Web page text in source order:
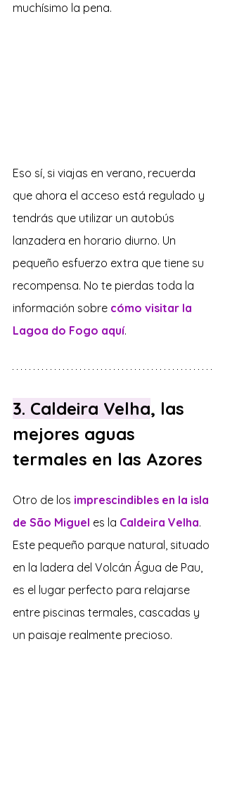
muchísimo la pena.
Eso sí, si viajas en verano, recuerda
que ahora el acceso está regulado y
tendrás que utilizar un autobús
lanzadera en horario diurno. Un
pequeño esfuerzo extra que tiene su
recompensa. No te pierdas toda la
información sobre cómo visitar la
Lagoa do Fogo aquí.
3. Caldeira Velha, las
mejores aguas
termales en las Azores
Otro de los imprescindibles en la isla
de São Miguel es la Caldeira Velha.
Este pequeño parque natural, situado
en la ladera del Volcán Água de Pau,
es el lugar perfecto para relajarse
entre piscinas termales, cascadas y
un paisaje realmente precioso.